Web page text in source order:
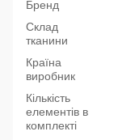
Бренд
Склад
тканини
Країна
виробник
Кількість
елементів в
комплекті